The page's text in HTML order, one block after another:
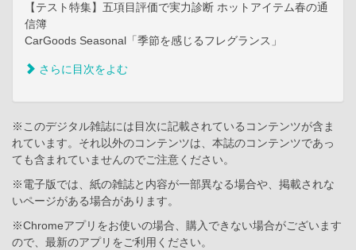
【テスト特集】五項目評価で実力診断 ホットアイテム春の通
信簿
CarGoods Seasonal「季節を感じるフレグランス」
さらに目次をよむ
※このデジタル雑誌には目次に記載されているコンテンツが含ま
れています。それ以外のコンテンツは、本誌のコンテンツであっ
ても含まれていませんのでご注意ください。
※電子版では、紙の雑誌と内容が一部異なる場合や、掲載されな
いページがある場合があります。
※Chromeアプリをお使いの場合、購入できない場合がございます
ので、最新のアプリをご利用ください。